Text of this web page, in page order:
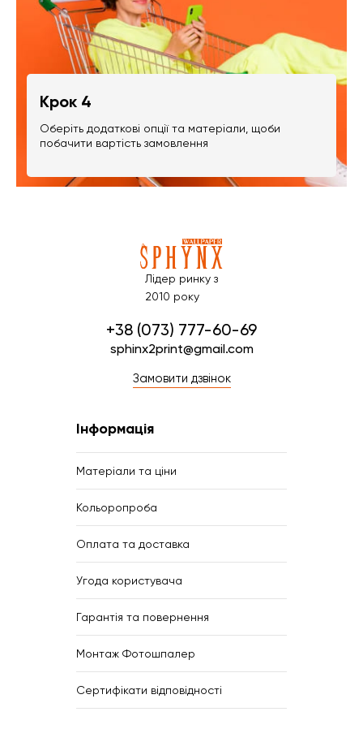
Крок 4
Оберіть додаткові опції та матеріали, щоби
побачити вартість замовлення
Лідер ринку з
2010 року
+38 (073) 777-60-69
sphinx2print@gmail.com
Замовити дзвінок
Інформація
Матеріали та ціни
Кольоропроба
Оплата та доставка
Угода користувача
Гарантія та повернення
Монтаж Фотошпалер
Сертифікати відповідності